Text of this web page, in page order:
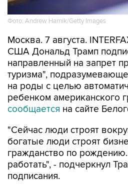
Фото: Andrew Harnik/Getty Images
Москва. 7 августа.
США Дональд Трамп
направленный на запрет
туризма",
на роды с целью
ребенком американского
сообщается на сайте
"Сейчас люди строят
богатые люди строят
гражданство по
работать", - подчеркнул
подписания.